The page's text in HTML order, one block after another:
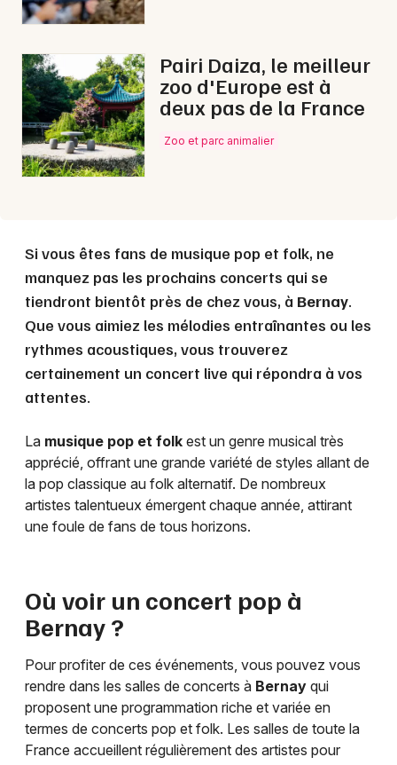
Choisir mes départements
Mon email
Pairi Daiza, le meilleur
zoo d'Europe est à
deux pas de la France
Zoo et parc animalier
Si vous êtes fans de musique pop et folk, ne
manquez pas les prochains concerts qui se
tiendront bientôt près de chez vous, à Bernay.
Que vous aimiez les mélodies entraînantes ou les
rythmes acoustiques, vous trouverez
certainement un concert live qui répondra à vos
attentes.
La musique pop et folk est un genre musical très
apprécié, offrant une grande variété de styles allant de
la pop classique au folk alternatif. De nombreux
artistes talentueux émergent chaque année, attirant
une foule de fans de tous horizons.
Où voir un concert pop à
Bernay ?
Pour profiter de ces événements, vous pouvez vous
rendre dans les salles de concerts à Bernay qui
proposent une programmation riche et variée en
termes de concerts pop et folk. Les salles de toute la
France accueillent régulièrement des artistes pour